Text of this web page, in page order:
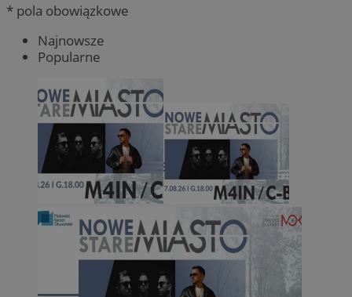
* pola obowiązkowe
Najnowsze
Popularne